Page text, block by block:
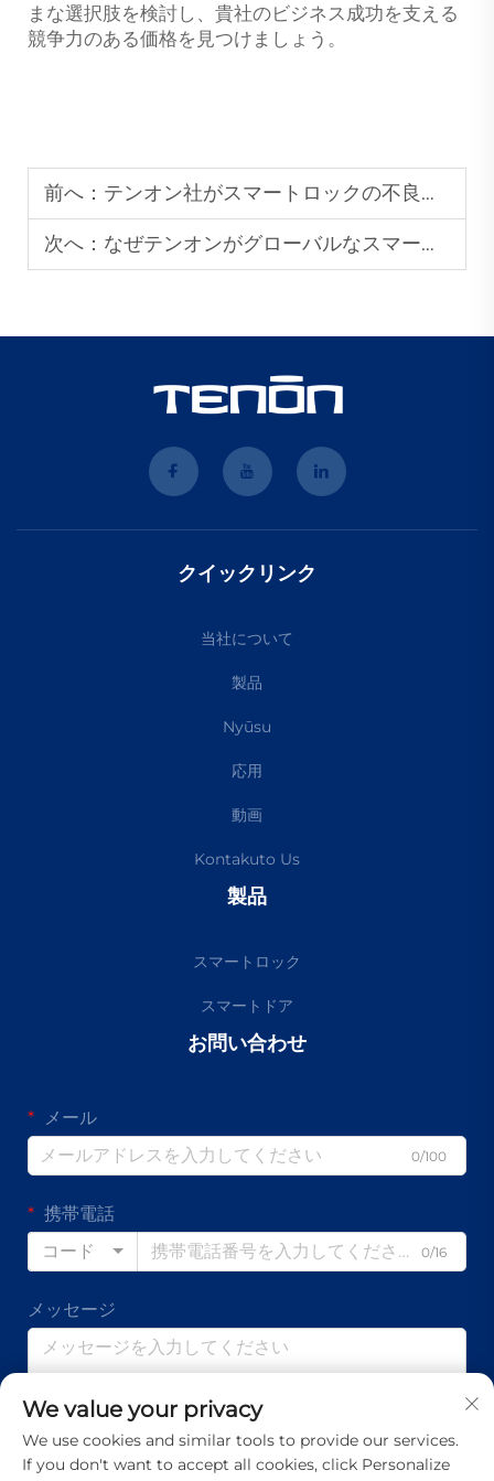
まな選択肢を検討し、貴社のビジネス成功を支える
競争力のある価格を見つけましょう。
前へ： テンオン社がスマートロックの不良率を最小限に抑える方法：最先端の品質管理システムの内側
次へ： なぜテンオンがグローバルなスマートホームブランドから選ばれる製造パートナーなのか
クイックリンク
当社について
製品
Nyūsu
応用
動画
Kontakuto Us
製品
スマートロック
スマートドア
お問い合わせ
メール
0/100
携帯電話
コード
0/16
メッセージ
We value your privacy
We use cookies and similar tools to provide our services.
If you don't want to accept all cookies, click Personalize